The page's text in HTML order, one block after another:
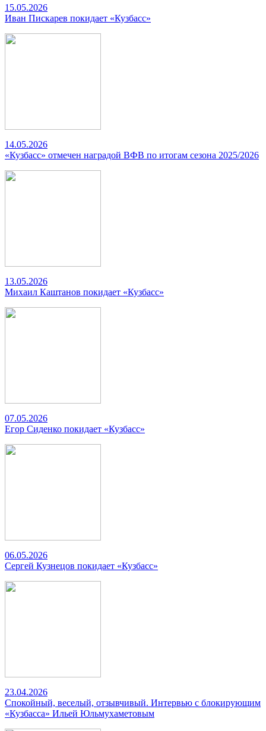
15.05.2026
Иван Пискарев покидает «Кузбасс»
14.05.2026
«Кузбасс» отмечен наградой ВФВ по итогам сезона 2025/2026
13.05.2026
Михаил Каштанов покидает «Кузбасс»
07.05.2026
Егор Сиденко покидает «Кузбасс»
06.05.2026
Сергей Кузнецов покидает «Кузбасс»
23.04.2026
Спокойный, веселый, отзывчивый. Интервью с блокирующим
«Кузбасса» Ильей Юльмухаметовым